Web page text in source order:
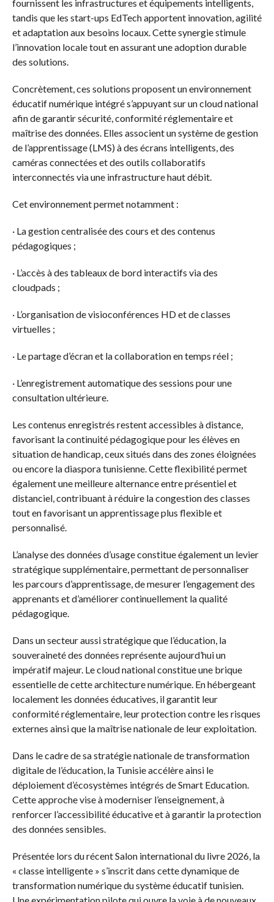
fournissent les infrastructures et équipements intelligents,
tandis que les start-ups EdTech apportent innovation, agilité
et adaptation aux besoins locaux. Cette synergie stimule
l’innovation locale tout en assurant une adoption durable
des solutions.
Concrètement, ces solutions proposent un environnement
éducatif numérique intégré s’appuyant sur un cloud national
afin de garantir sécurité, conformité réglementaire et
maîtrise des données. Elles associent un système de gestion
de l’apprentissage (LMS) à des écrans intelligents, des
caméras connectées et des outils collaboratifs
interconnectés via une infrastructure haut débit.
Cet environnement permet notamment :
· La gestion centralisée des cours et des contenus
pédagogiques ;
· L’accès à des tableaux de bord interactifs via des
cloudpads ;
· L’organisation de visioconférences HD et de classes
virtuelles ;
· Le partage d’écran et la collaboration en temps réel ;
· L’enregistrement automatique des sessions pour une
consultation ultérieure.
Les contenus enregistrés restent accessibles à distance,
favorisant la continuité pédagogique pour les élèves en
situation de handicap, ceux situés dans des zones éloignées
ou encore la diaspora tunisienne. Cette flexibilité permet
également une meilleure alternance entre présentiel et
distanciel, contribuant à réduire la congestion des classes
tout en favorisant un apprentissage plus flexible et
personnalisé.
L’analyse des données d’usage constitue également un levier
stratégique supplémentaire, permettant de personnaliser
les parcours d’apprentissage, de mesurer l’engagement des
apprenants et d’améliorer continuellement la qualité
pédagogique.
Dans un secteur aussi stratégique que l’éducation, la
souveraineté des données représente aujourd’hui un
impératif majeur. Le cloud national constitue une brique
essentielle de cette architecture numérique. En hébergeant
localement les données éducatives, il garantit leur
conformité réglementaire, leur protection contre les risques
externes ainsi que la maîtrise nationale de leur exploitation.
Dans le cadre de sa stratégie nationale de transformation
digitale de l’éducation, la Tunisie accélère ainsi le
déploiement d’écosystèmes intégrés de Smart Education.
Cette approche vise à moderniser l’enseignement, à
renforcer l’accessibilité éducative et à garantir la protection
des données sensibles.
Présentée lors du récent Salon international du livre 2026, la
« classe intelligente » s’inscrit dans cette dynamique de
transformation numérique du système éducatif tunisien.